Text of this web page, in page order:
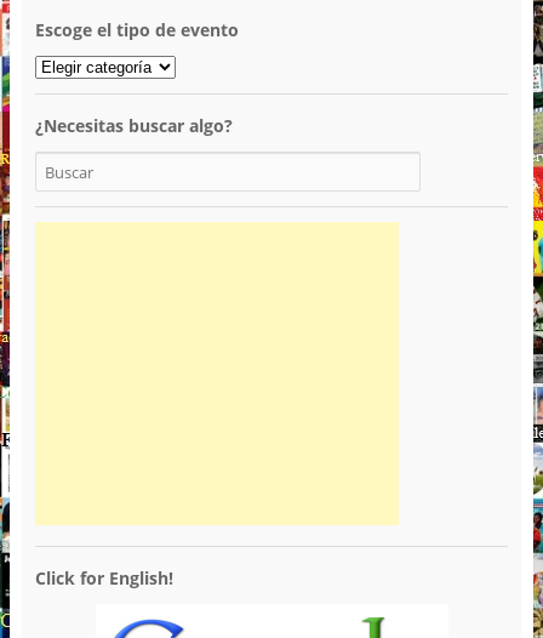
Escoge el tipo de evento
¿Necesitas buscar algo?
Click for English!